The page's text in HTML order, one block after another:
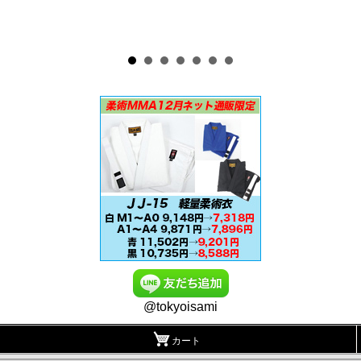
@tokyoisami
カート